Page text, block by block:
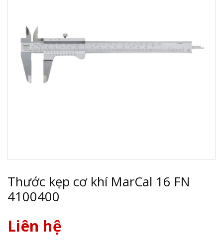
Thước kẹp cơ khí MarCal 16 FN
4100400
Liên hệ